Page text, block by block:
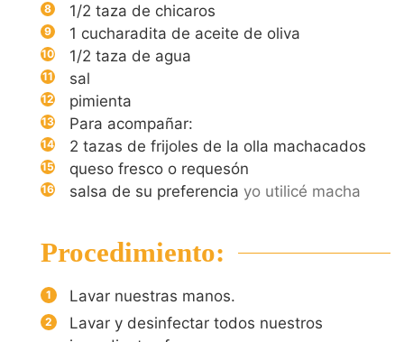
1/2 taza de chicaros
1 cucharadita de aceite de oliva
1/2 taza de agua
sal
pimienta
Para acompañar:
2 tazas de frijoles de la olla machacados
queso fresco o requesón
salsa de su preferencia yo utilicé macha
Procedimiento:
Lavar nuestras manos.
Lavar y desinfectar todos nuestros